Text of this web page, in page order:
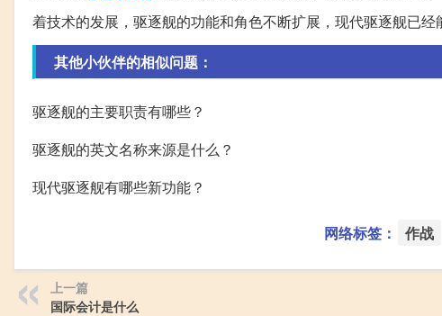
着技术的发展，驱逐舰的功能和角色不断扩展，现代驱逐舰已
其他小伙伴的相似问题：
驱逐舰的主要职责有哪些？
驱逐舰的英文名称来源是什么？
现代驱逐舰有哪些新功能？
网络标签： 作战
上一篇
国际会计是什么